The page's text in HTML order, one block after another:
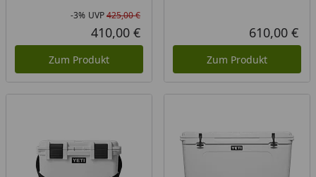
Rabatt in Prozent
-3%
Ursprünglicher Preis
UVP425,00 €
Aktueller Preis
410,00 €
Zum Produkt
610,00 €
Zum Produkt